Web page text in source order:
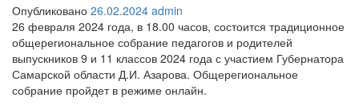
Опубликовано 26.02.2024 admin
26 февраля 2024 года, в 18.00 часов, состоится традиционное
общерегиональное собрание педагогов и родителей
выпускников 9 и 11 классов 2024 года с участием Губернатора
Самарской области Д.И. Азарова. Общерегиональное
собрание пройдет в режиме онлайн.